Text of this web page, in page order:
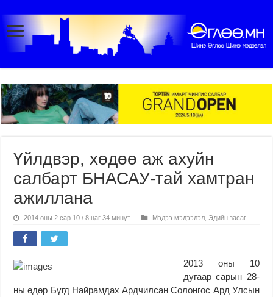
Үйлдвэр, хөдөө аж ахуйн
салбарт БНАСАУ-тай хамтран
ажиллана
2014 оны 2 сар 10 / 8 цаг 34 минут Мэдээ мэдээлэл Эдийн засаг
2013 оны 10
дугаар сарын 28-
ны өдөр Бүгд Найрамдах Ардчилсан Солонгос Ард Улсын